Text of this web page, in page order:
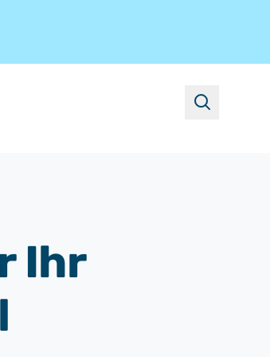
suchen
Ihr